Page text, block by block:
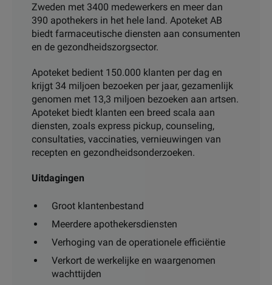
Zweden met 3400 medewerkers en meer dan
390 apothekers in het hele land. Apoteket AB
biedt farmaceutische diensten aan consumenten
en de gezondheidszorgsector.
Apoteket bedient 150.000 klanten per dag en
krijgt 34 miljoen bezoeken per jaar, gezamenlijk
genomen met 13,3 miljoen bezoeken aan artsen.
Apoteket biedt klanten een breed scala aan
diensten, zoals express pickup, counseling,
consultaties, vaccinaties, vernieuwingen van
recepten en gezondheidsonderzoeken.
Uitdagingen
Groot klantenbestand
Meerdere apothekersdiensten
Verhoging van de operationele efficiëntie
Verkort de werkelijke en waargenomen
wachttijden